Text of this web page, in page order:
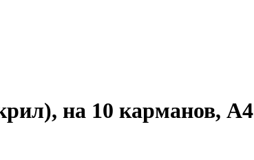
на 10 карманов, А4